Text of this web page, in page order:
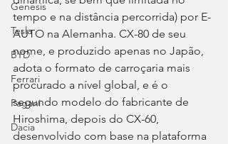
Genesis
Tesla
BYD
Ferrari
Pagani
Dacia
tempo e na distância percorrida) por E-
AUTO na Alemanha. CX-80 de seu
nome, e produzido apenas no Japão,
adota o formato de carroçaria mais
procurado a nível global, e é o
segundo modelo do fabricante de
Hiroshima, depois do CX-60,
desenvolvido com base na plataforma